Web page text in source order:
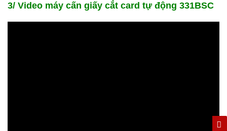
3/ Video máy cấn giấy cắt card tự động 331BSC